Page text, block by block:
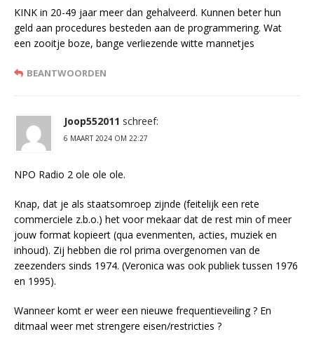
KINK in 20-49 jaar meer dan gehalveerd. Kunnen beter hun
geld aan procedures besteden aan de programmering. Wat
een zooitje boze, bange verliezende witte mannetjes
BEANTWOORDEN
Joop552011 schreef:
6 MAART 2024 OM 22:27
NPO Radio 2 ole ole ole.
Knap, dat je als staatsomroep zijnde (feitelijk een rete
commerciele z.b.o.) het voor mekaar dat de rest min of meer
jouw format kopieert (qua evenmenten, acties, muziek en
inhoud). Zij hebben die rol prima overgenomen van de
zeezenders sinds 1974. (Veronica was ook publiek tussen 1976
en 1995).
Wanneer komt er weer een nieuwe frequentieveiling ? En
ditmaal weer met strengere eisen/restricties ?